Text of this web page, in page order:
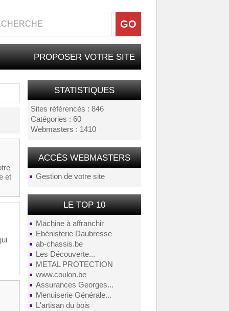
PROPOSER VOTRE SITE
STATISTIQUES
Sites référencés : 846
Catégories : 60
Webmasters : 1410
ACCÉS WEBMASTERS
Gestion de votre site
LE TOP 10
Machine à affranchir
Ebénisterie Daubresse
ab-chassis.be
Les Découverte...
METAL PROTECTION
www.coulon.be
Assurances Georges...
Menuiserie Générale...
L'artisan du bois
et